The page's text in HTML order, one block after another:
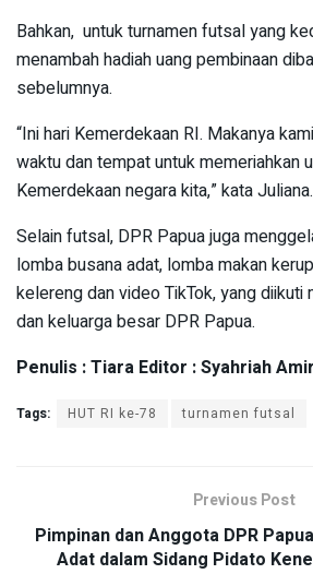
Bahkan, untuk turnamen futsal yang
menambah hadiah uang pembinaan
sebelumnya.
“Ini hari Kemerdekaan RI. Makanya
waktu dan tempat untuk memeriahkan
Kemerdekaan negara kita,” kata Juliana.
Selain futsal, DPR Papua juga
lomba busana adat, lomba makan
kelereng dan video TikTok, yang diikuti
dan keluarga besar DPR Papua.
Penulis : Tiara Editor : Syahriah Amir
Tags: HUT RI ke-78 turnamen futsal
Previous Post
Pimpinan dan Anggota DPR
Adat dalam Sidang Pidato